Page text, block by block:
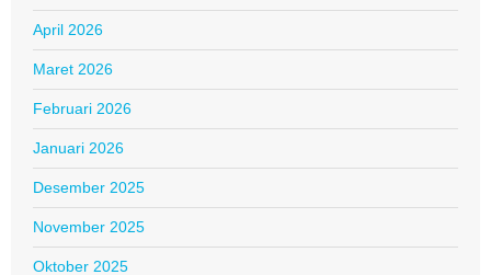
April 2026
Maret 2026
Februari 2026
Januari 2026
Desember 2025
November 2025
Oktober 2025